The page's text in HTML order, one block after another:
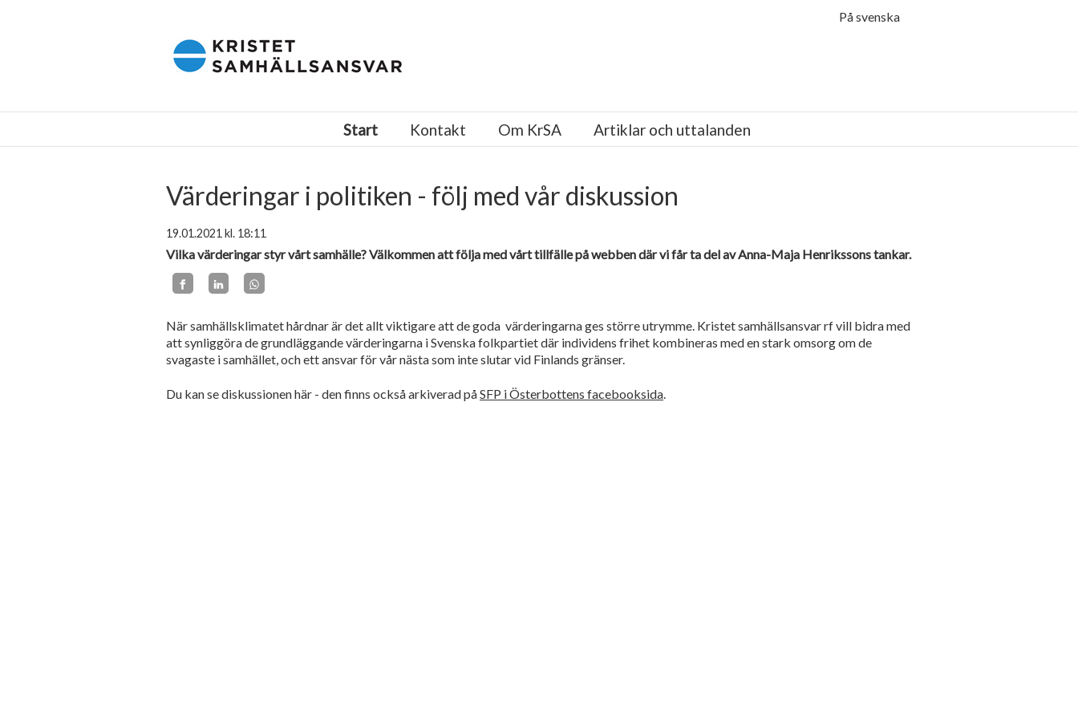
På svenska
Start Kontakt Om KrSA Artiklar och uttalanden
Värderingar i politiken - följ med vår diskussion
19.01.2021 kl. 18:11
Vilka värderingar styr vårt samhälle? Välkommen att följa med vårt tillfälle på webben där vi får ta del av Anna-Maja Henrikssons tankar.
När samhällsklimatet hårdnar är det allt viktigare att de goda värderingarna ges större utrymme. Kristet samhällsansvar rf vill bidra med
att synliggöra de grundläggande värderingarna i Svenska folkpartiet där individens frihet kombineras med en stark omsorg om de
svagaste i samhället, och ett ansvar för vår nästa som inte slutar vid Finlands gränser.
Du kan se diskussionen här - den finns också arkiverad påSFP i Österbottens facebooksida